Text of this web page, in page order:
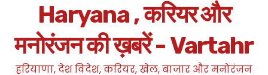
Haryana , करियर और
मनोरंजन की ख़बरें - Vartahr
हरियाणा, देश विदेश, करियर, खेल, बाजार और मनोरंजन